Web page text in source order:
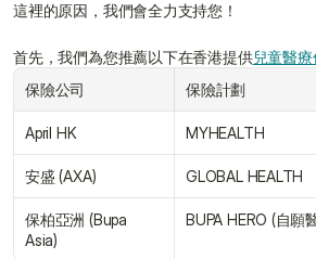
這裡的原因，我們會全力支持您！
首先，我們為您推薦以下在香港提供兒童醫療
保險公司
保險計劃
April HK MYHEALTH
安盛 (AXA) GLOBAL HEALTH
保柏亞洲 (Bupa
Asia)
BUPA HERO (自願